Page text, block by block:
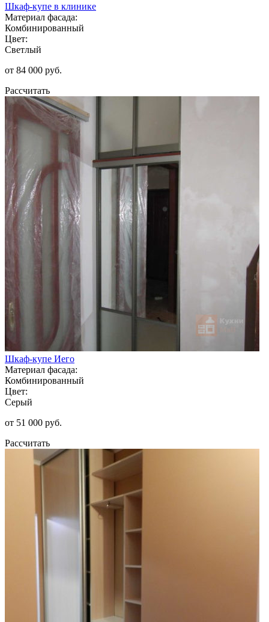
Шкаф-купе в клинике
Материал фасада:
Комбинированный
Цвет:
Светлый
от 84 000 руб.
Рассчитать
Шкаф-купе Иего
Материал фасада:
Комбинированный
Цвет:
Серый
от 51 000 руб.
Рассчитать